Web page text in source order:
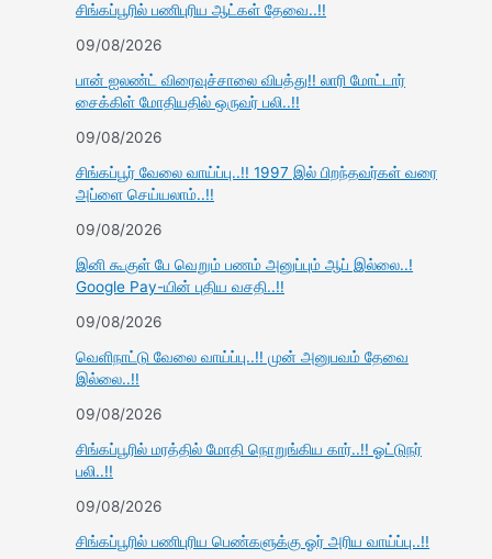
சிங்கப்பூரில் பணிபுரிய ஆட்கள் தேவை..!!
09/08/2026
பான் ஐலண்ட் விரைவுச்சாலை விபத்து!! லாரி மோட்டார்
சைக்கிள் மோதியதில் ஒருவர் பலி..!!
09/08/2026
சிங்கப்பூர் வேலை வாய்ப்பு..!! 1997 இல் பிறந்தவர்கள் வரை
அப்ளை செய்யலாம்..!!
09/08/2026
இனி கூகுள் பே வெறும் பணம் அனுப்பும் ஆப் இல்லை..!
Google Pay-யின் புதிய வசதி..!!
09/08/2026
வெளிநாட்டு வேலை வாய்ப்பு..!! முன் அனுபவம் தேவை
இல்லை..!!
09/08/2026
சிங்கப்பூரில் மரத்தில் மோதி நொறுங்கிய கார்..!! ஓட்டுநர்
பலி..!!
09/08/2026
சிங்கப்பூரில் பணிபுரிய பெண்களுக்கு ஓர் அரிய வாய்ப்பு..!!